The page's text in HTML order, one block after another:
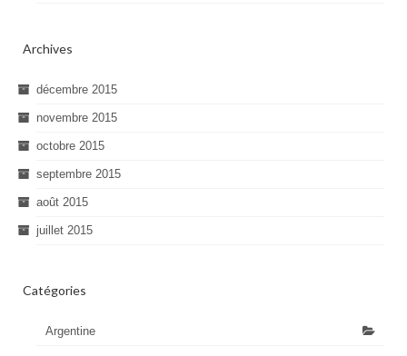
Archives
décembre 2015
novembre 2015
octobre 2015
septembre 2015
août 2015
juillet 2015
Catégories
Argentine